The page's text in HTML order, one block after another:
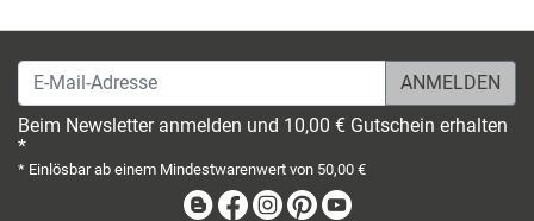
E-Mail-Adresse
Beim Newsletter anmelden und 10,00 € Gutschein erhalten
*
* Einlösbar ab einem Mindestwarenwert von 50,00 €
BlogFacebook
Instagram
Pinterest